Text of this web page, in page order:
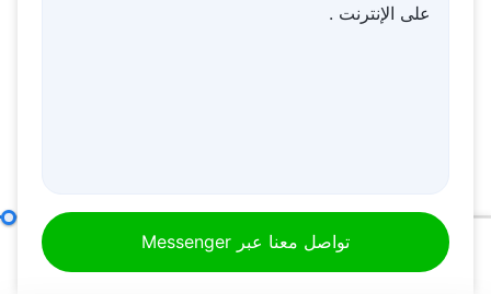
على الإنترنت .
تواصل معنا عبر Messenger
كيفية السعي إلى الحق (18)
الجزء الأول